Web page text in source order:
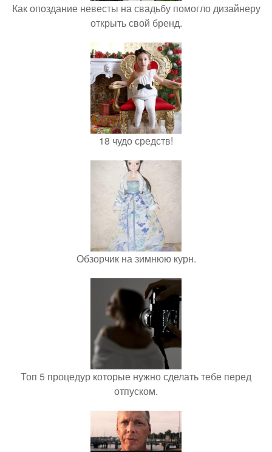
Как опоздание невесты на свадьбу помогло дизайнеру
открыть свой бренд.
18 чудо средств!
Обзорчик на зимнюю курн.
Топ 5 процедур которые нужно сделать тебе перед
отпуском.